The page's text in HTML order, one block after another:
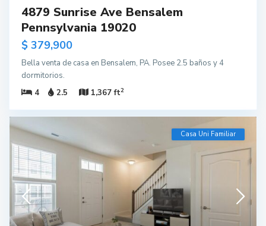
4879 Sunrise Ave Bensalem
Pennsylvania 19020
$ 379,900
Bella venta de casa en Bensalem, PA. Posee 2.5 baños y 4
dormitorios.
4
2.5 1,367 ft2
Casa Uni Familiar